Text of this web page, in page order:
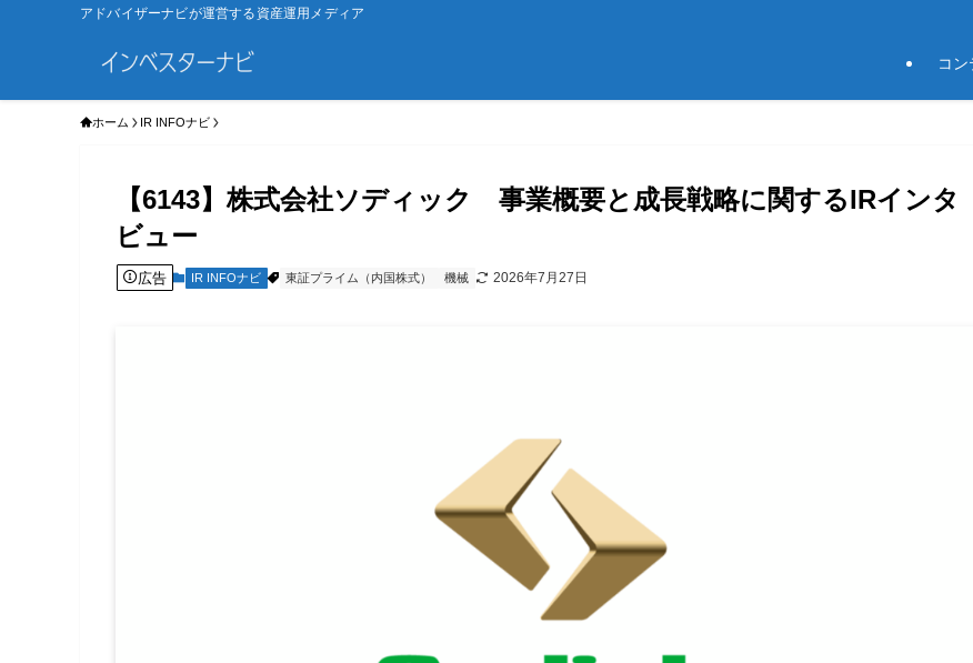
アドバイザーナビが運営する資産運用メディア
コ
ホーム IR INFOナビ
【6143】株式会社ソディック 事業概要と成長戦略に関するIRインタ
ビュー
広告 IR INFOナビ 東証プライム（内国株式） 機械 2026年7月27日